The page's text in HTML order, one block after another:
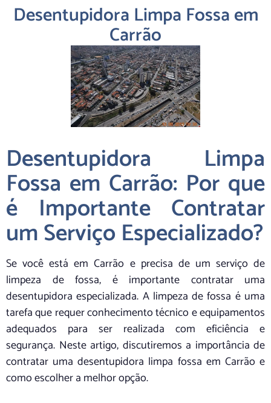
Desentupidora Limpa Fossa em
Carrão
Desentupidora Limpa
Fossa em Carrão: Por que
é Importante Contratar
um Serviço Especializado?
Se você está em Carrão e precisa de um serviço de
limpeza de fossa, é importante contratar uma
desentupidora especializada. A limpeza de fossa é uma
tarefa que requer conhecimento técnico e equipamentos
adequados para ser realizada com eficiência e
segurança. Neste artigo, discutiremos a importância de
contratar uma desentupidora limpa fossa em Carrão e
como escolher a melhor opção.